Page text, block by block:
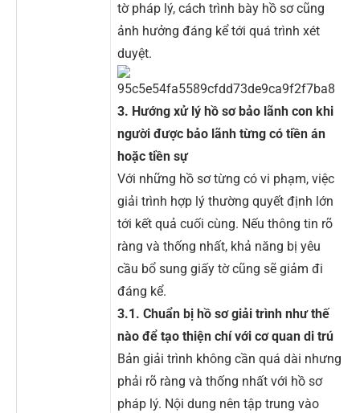
tờ pháp lý, cách trình bày hồ sơ cũng
ảnh hưởng đáng kể tới quá trình xét
duyệt.
3. Hướng xử lý hồ sơ bảo lãnh con khi
người được bảo lãnh từng có tiền án
hoặc tiền sự
Với những hồ sơ từng có vi phạm, việc
giải trình hợp lý thường quyết định lớn
tới kết quả cuối cùng. Nếu thông tin rõ
ràng và thống nhất, khả năng bị yêu
cầu bổ sung giấy tờ cũng sẽ giảm đi
đáng kể.
3.1. Chuẩn bị hồ sơ giải trình như thế
nào để tạo thiện chí với cơ quan di trú
Bản giải trình không cần quá dài nhưng
phải rõ ràng và thống nhất với hồ sơ
pháp lý. Nội dung nên tập trung vào